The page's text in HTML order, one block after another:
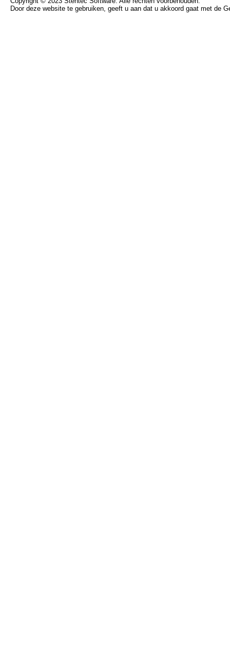
Door deze website te gebruiken, geeft u aan dat u akkoord gaat met de